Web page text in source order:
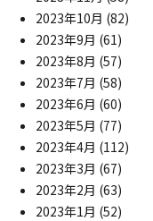
2023年10月 (82)
2023年9月 (61)
2023年8月 (57)
2023年7月 (58)
2023年6月 (60)
2023年5月 (77)
2023年4月 (112)
2023年3月 (67)
2023年2月 (63)
2023年1月 (52)